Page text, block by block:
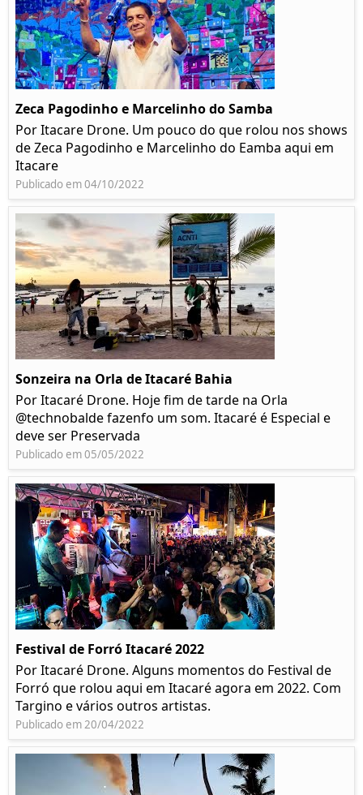
Zeca Pagodinho e Marcelinho do Samba
Por Itacare Drone. Um pouco do que rolou nos shows
de Zeca Pagodinho e Marcelinho do Eamba aqui em
Itacare
Publicado em 04/10/2022
Sonzeira na Orla de Itacaré Bahia
Por Itacaré Drone. Hoje fim de tarde na Orla
@technobalde fazenfo um som. Itacaré é Especial e
deve ser Preservada
Publicado em 05/05/2022
Festival de Forró Itacaré 2022
Por Itacaré Drone. Alguns momentos do Festival de
Forró que rolou aqui em Itacaré agora em 2022. Com
Targino e vários outros artistas.
Publicado em 20/04/2022